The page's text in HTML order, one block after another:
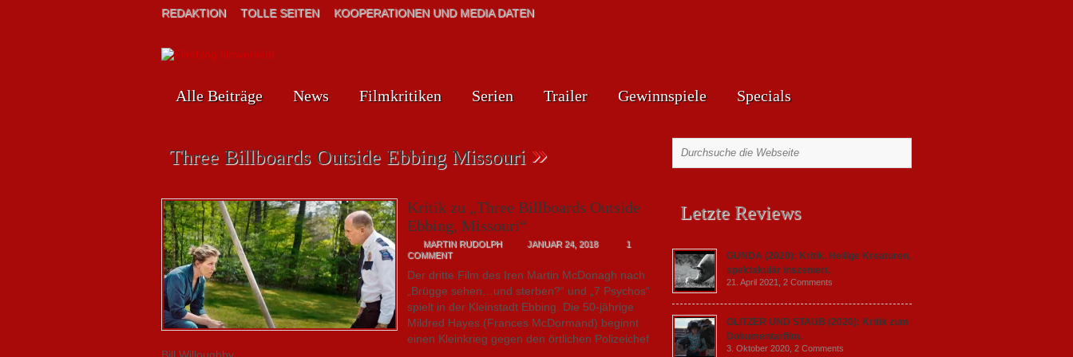
REDAKTION TOLLE SEITEN KOOPERATIONEN UND MEDIA DATEN
Alle Beiträge News Filmkritiken Serien Trailer Gewinnspiele Specials
Three Billboards Outside Ebbing Missouri »
Kritik zu „Three Billboards Outside
Ebbing, Missouri“
MARTIN RUDOLPH JANUAR 24, 2018
1
COMMENT
Der dritte Film des Iren Martin McDonagh nach
„Brügge sehen…und sterben?“ und „7 Psychos“
spielt in der Kleinstadt Ebbing. Die 50-jährige
Mildred Hayes (Frances McDormand) beginnt
einen Kleinkrieg gegen den örtlichen Polizeichef
Letzte Reviews
GUNDA (2020): Kritik. Heilige Kreaturen,
spektakulär inszeniert.
21. April 2021, 2 Comments
GLITZER UND STAUB (2020): Kritik zum
Dokumentarfilm.
3. Oktober 2020, 2 Comments